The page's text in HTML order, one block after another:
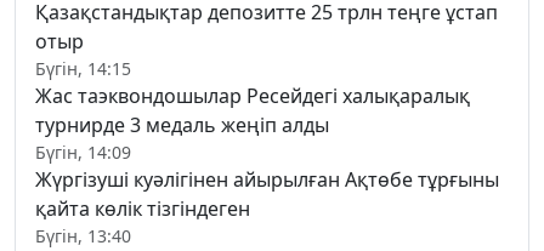
Қазақстандықтар депозитте 25 трлн теңге ұстап
отыр
Бүгін, 14:15
Жас таэквондошылар Ресейдегі халықаралық
турнирде 3 медаль жеңіп алды
Бүгін, 14:09
Жүргізуші куәлігінен айырылған Ақтөбе тұрғыны
қайта көлік тізгіндеген
Бүгін, 13:40